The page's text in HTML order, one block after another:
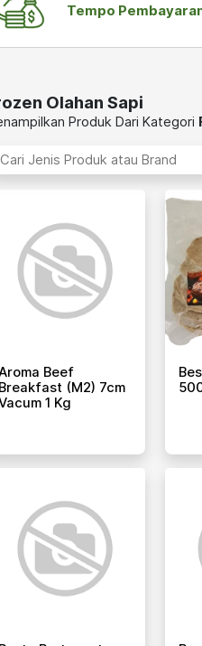
Tempo
Olahan Sapi
Produk Dari Kategori
Beef
Breakfast (m2) 7cm
1 Kg